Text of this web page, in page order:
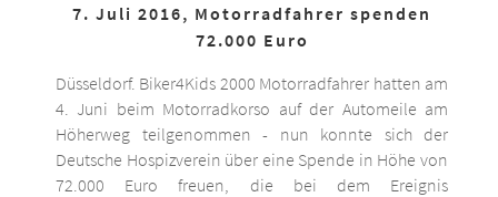
7. Juli 2016, Motorradfahrer spenden
72.000 Euro
Düsseldorf. Biker4Kids 2000 Motorradfahrer hatten am
4. Juni beim Motorradkorso auf der Automeile am
Höherweg teilgenommen - nun konnte sich der
Deutsche Hospizverein über eine Spende in Höhe von
72.000 Euro freuen, die bei dem Ereignis